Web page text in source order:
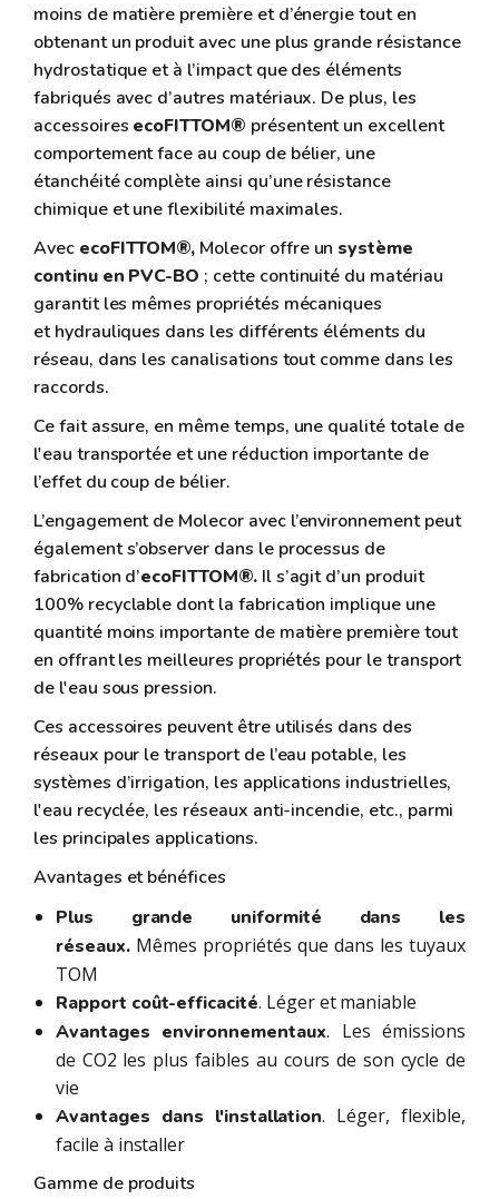
moins de matière première et d’énergie tout en
obtenant un produit avec une plus grande résistance
hydrostatique et à l’impact que des éléments
fabriqués avec d’autres matériaux. De plus, les
accessoires ecoFITTOM® présentent un excellent
comportement face au coup de bélier, une
étanchéité complète ainsi qu’une résistance
chimique et une flexibilité maximales.
Avec ecoFITTOM®, Molecor offre un système
continu en PVC-BO ; cette continuité du matériau
garantit les mêmes propriétés mécaniques
et hydrauliques dans les différents éléments du
réseau, dans les canalisations tout comme dans les
raccords.
Ce fait assure, en même temps, une qualité totale de
l'eau transportée et une réduction importante de
l’effet du coup de bélier.
L’engagement de Molecor avec l’environnement peut
également s’observer dans le processus de
fabrication d’ecoFITTOM®.Il s’agit d’un produit
100% recyclable dont la fabrication implique une
quantité moins importante de matière première tout
en offrant les meilleures propriétés pour le transport
de l'eau sous pression.
Ces accessoires peuvent être utilisés dans des
réseaux pour le transport de l’eau potable, les
systèmes d’irrigation, les applications industrielles,
l'eau recyclée, les réseaux anti-incendie, etc., parmi
les principales applications.
Avantages et bénéfices
Plus grande uniformité dans les
réseaux.Mêmes propriétés que dans les tuyaux
TOM
Rapport coût-efficacité. Léger et maniable
Avantages environnementaux. Les émissions
de CO2 les plus faibles au cours de son cycle de
vie
Avantages dans l'installation. Léger, flexible,
facile à installer
Gamme de produits